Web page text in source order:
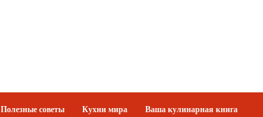
Полезные советы Кухни мира Ваша кулинарная книга